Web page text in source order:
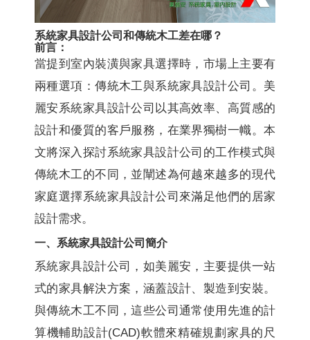
系統家具設計公司和傳統木工差在哪？
前言：
當提到室內裝潢與家具選擇時，市場上主要有
兩種選項：傳統木工與系統家具設計公司。美
麗安系統家具設計公司以其高效率、高質感的
設計和優質的客戶服務，在業界獨樹一幟。本
文將深入探討系統家具設計公司的工作模式與
傳統木工的不同，並闡述為何越來越多的現代
家庭選擇系統家具設計公司來滿足他們的居家
設計需求。
一、系統家具設計公司簡介
系統家具設計公司，如美麗安，主要提供一站
式的家具解決方案，涵蓋設計、製造到安裝。
與傳統木工不同，這些公司通常使用先進的計
算機輔助設計(CAD)軟體來精確規劃家具的尺